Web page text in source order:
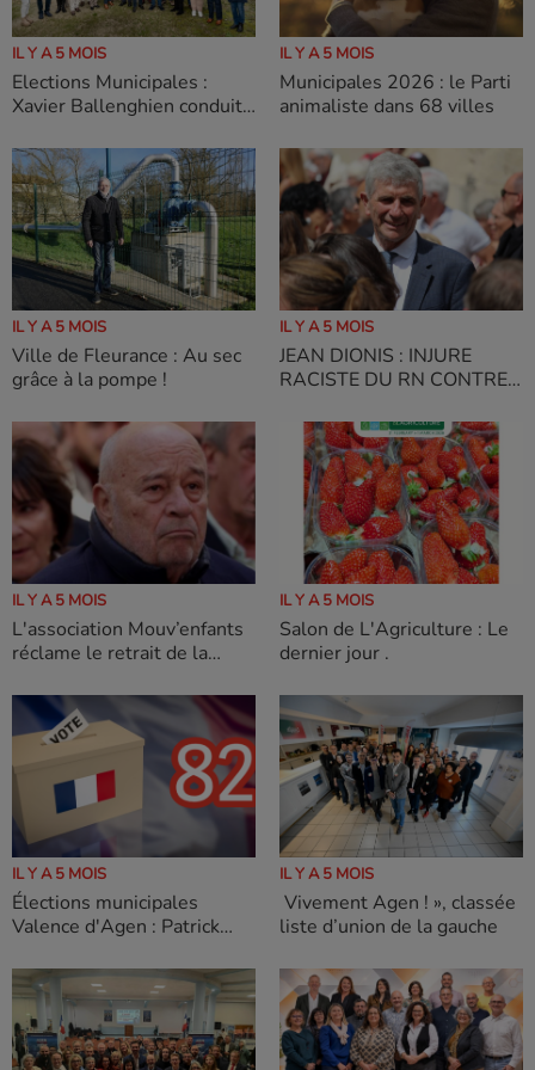
IL Y A 5 MOIS
Elections Municipales :
Xavier Ballenghien conduit
rassemblement pour
Lectoure
IL Y A 5 MOIS
Municipales 2026 : le Parti
animaliste dans 68 villes
IL Y A 5 MOIS
Ville de Fleurance : Au sec
grâce à la pompe !
IL Y A 5 MOIS
JEAN DIONIS : INJURE
RACISTE DU RN CONTRE
IL RESTE DU MENAGE A
FAIRE AU RN
IL Y A 5 MOIS
L'association Mouv’enfants
réclame le retrait de la
Baylet
IL Y A 5 MOIS
Salon de L'Agriculture : Le
dernier jour .
IL Y A 5 MOIS
Élections municipales
Valence d'Agen : Patrick
Baylet.
IL Y A 5 MOIS
Vivement Agen ! », classée
liste d’union de la gauche